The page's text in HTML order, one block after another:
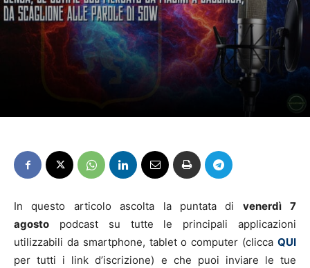
In questo articolo ascolta la puntata di venerdì
7
agosto podcast su tutte le principali applicazioni
utilizzabili da smartphone, tablet o computer (clicca QUI
per tutti i link d’iscrizione) e che puoi inviare le tue